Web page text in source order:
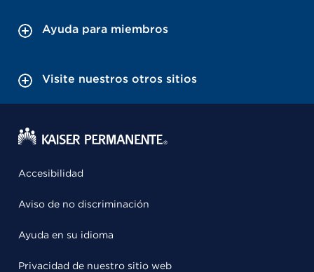
Ayuda para miembros
Visite nuestros otros sitios
Accesibilidad
Aviso de no discriminación
Ayuda en su idioma
Privacidad de nuestro sitio web